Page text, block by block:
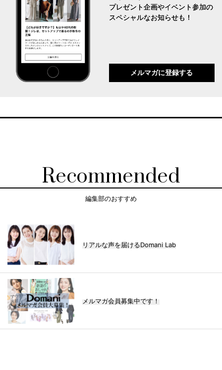
プレゼント企画やイベント参加の
スペシャルなお知らせも！
メルマガに登録する
Recommended
編集部のおすすめ
リアルな声を届けるDomani Lab
メルマガ会員募集中です！